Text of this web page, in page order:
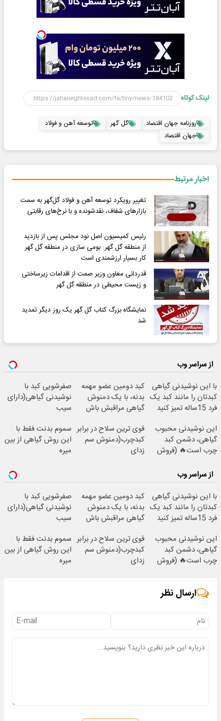
لینک کوتاه
روزنامه جهان اقتصاد گل گهر
توسعه آهن و فولاد
جهان اقتصاد
اخبار مرتبط
تغییر رویکرد توسعه آهن و فولاد گل‌گهر به سمت
بازارهای شفاف، نقدشونده و با نرخ‌های رقابتی
رئیس کمیسیون اصل نود مجلس پس از بازدید
از منطقه گل گهر: بومی سازی در منطقه گل گهر
کار بسیار ارزشمندی است
قدردانی معاون وزیر صمت از اقدامات زیرساختی
و زیست محیطی در منطقه گل گهر
نمایشگاه بزرگ کتاب گل گهر یک روز دیگر تمدید
شد
از سراسر وب
با این نوشیدنی گیاهی
کبدتان را مانند کبد یک
فرد 15ساله تمیز کنید
کبد دومین عضو مهمه
بدنه، با یک دمنوش
گیاهی مراقبش باش
صفرشویی کبد با
نوشیدنی گیاهی(دارای
سیب
این نوشیدنی محبوب
گیاهی، دشمن کبد
چرب است🔥 (فروش
قوی ترین سلاح در برابر
کبدچرب(دمنوش سم
زدای
سموم بدنت فقط با
این روش گیاهی از بین
میره
از سراسر وب
با این نوشیدنی گیاهی
کبدتان را مانند کبد یک
فرد 15ساله تمیز کنید
کبد دومین عضو مهمه
بدنه، با یک دمنوش
گیاهی مراقبش باش
صفرشویی کبد با
نوشیدنی گیاهی(دارای
سیب
این نوشیدنی محبوب
گیاهی، دشمن کبد
چرب است🔥 (فروش
قوی ترین سلاح در برابر
کبدچرب(دمنوش سم
زدای
سموم بدنت فقط با
این روش گیاهی از بین
میره
ارسال نظر